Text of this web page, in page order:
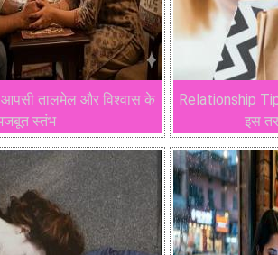
आपसी तालमेल और विश्वास के
स्तंभ
Relationship
इस